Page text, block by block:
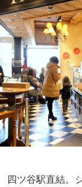
四ツ谷駅直結。